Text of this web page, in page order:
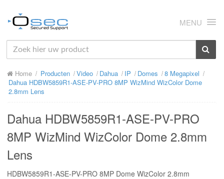
MENU
HOME
OVER ONS
PRODUCTEN
SUPPORT
RMA
Home Producten Video Dahua IP Domes
8 Megapixel
Dahua HDBW5859R1-ASE-PV-PRO 8MP WizMind WizColor Dome
2.8mm Lens
Dahua HDBW5859R1-ASE-PV-PRO
8MP WizMind WizColor Dome 2.8mm
Lens
HDBW5859R1-ASE-PV-PRO 8MP Dome WizColor 2.8mm